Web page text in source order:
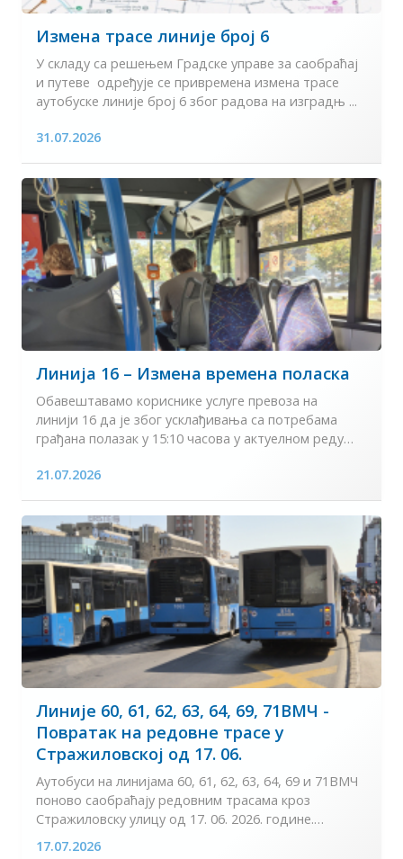
Измена трасе линије број 6
У складу са решењем Градске управе за саобраћај
и путеве одређује се привремена измена трасе
аутобуске линије број 6 због радова на изградњ ...
31.07.2026
Линија 16 – Измена времена поласка
Обавештавамо кориснике услуге превоза на
линији 16 да је због усклађивања са потребама
грађана полазак у 15:10 часова у актуелном реду
21.07.2026
Линије 60, 61, 62, 63, 64, 69, 71ВМЧ -
Повратак на редовне трасе у
Стражиловској од 17. 06.
Аутобуси на линијама 60, 61, 62, 63, 64, 69 и 71ВМЧ
поново саобраћају редовним трасама кроз
Стражиловску улицу од 17. 06. 2026. године.
17.07.2026